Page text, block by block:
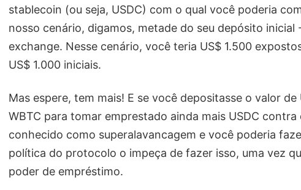
stablecoin (ou seja, USDC) com o qual você poderia
nosso cenário, digamos, metade do seu depósito inicial
exchange. Nesse cenário, você teria US$ 1.500
US$ 1.000 iniciais.
Mas espere, tem mais! E se você depositasse o valor
WBTC para tomar emprestado ainda mais USDC contra
conhecido como superalavancagem e você poderia
política do protocolo o impeça de fazer isso, uma vez
poder de empréstimo.